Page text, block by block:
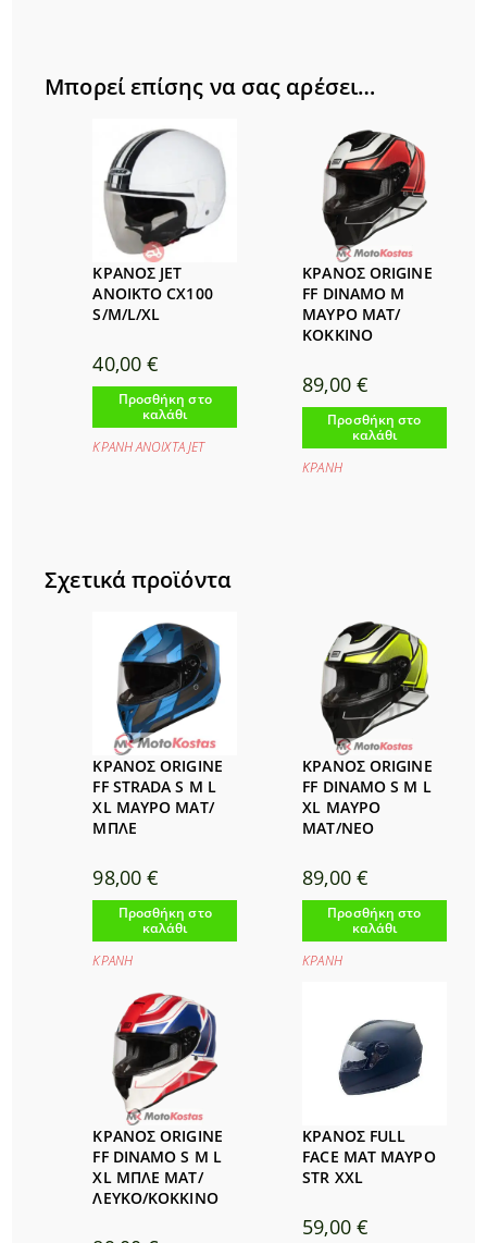
Μπορεί επίσης να σας αρέσει…
ΚΡΑΝΟΣ JET
ΑΝΟΙΚΤΟ CX100
S/M/L/XL
40,00€
Προσθήκη στο
καλάθι
ΚΡΑΝΗ ΑΝΟΙΧΤΑ JET
ΚΡΑΝΟΣ ORIGINE
FF DINAMO M
ΜΑΥΡΟ ΜΑΤ/
ΚΟΚΚΙΝΟ
89,00 €
Προσθήκη στο
καλάθι
ΚΡΑΝΗ
Σχετικά προϊόντα
ΚΡΑΝΟΣ ORIGINE
FF STRADA S M L
XL ΜΑΥΡΟ ΜΑΤ/
ΜΠΛΕ
98,00€
Προσθήκη στο
καλάθι
ΚΡΑΝΗ
ΚΡΑΝΟΣ ORIGINE
FF DINAMO S M L
XL ΜΑΥΡΟ
ΜΑΤ/NEO
89,00 €
Προσθήκη στο
καλάθι
ΚΡΑΝΗ
ΚΡΑΝΟΣ ORIGINE
FF DINAMO S M L
XL ΜΠΛΕ ΜΑΤ/
ΛΕΥΚΟ/ΚΟΚΚΙΝΟ
ΚΡΑΝΟΣ FULL
FACE ΜΑΤ ΜΑΥΡΟ
STR XXL
59,00 €